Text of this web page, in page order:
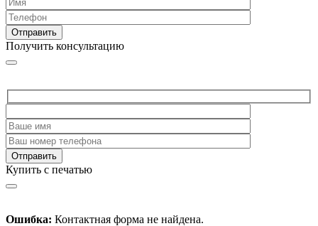
Получить консультацию
Купить с печатью
Ошибка: Контактная форма не найдена.